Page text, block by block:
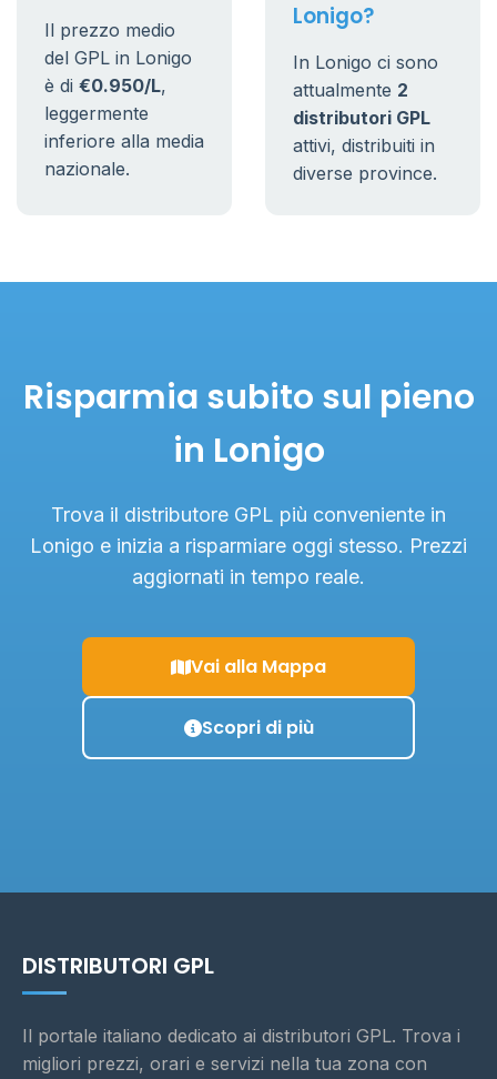
Il prezzo medio
del GPL in Lonigo
è di €0.950/L,
leggermente
inferiore alla media
nazionale.
Lonigo?
In Lonigo ci sono
attualmente 2
distributori GPL
attivi, distribuiti in
diverse province.
Risparmia subito sul pieno
in Lonigo
Trova il distributore GPL più conveniente in
Lonigo e inizia a risparmiare oggi stesso. Prezzi
aggiornati in tempo reale.
Vai alla Mappa
Scopri di più
DISTRIBUTORI GPL
Il portale italiano dedicato ai distributori GPL. Trova i
migliori prezzi, orari e servizi nella tua zona con